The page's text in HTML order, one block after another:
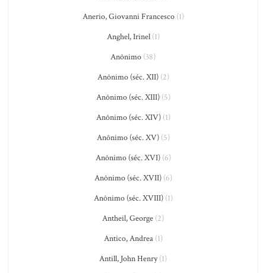
Anerio, Giovanni Francesco(1)
Anghel, Irinel(1)
Anônimo (38)
Anônimo (séc. XII)(2)
Anônimo (séc. XIII)(5)
Anônimo (séc. XIV)(1)
Anônimo (séc. XV)(5)
Anônimo (séc. XVI)(6)
Anônimo (séc. XVII)(6)
Anônimo (séc. XVIII)(1)
Antheil, George (2)
Antico, Andrea(1)
Antill, John Henry(1)